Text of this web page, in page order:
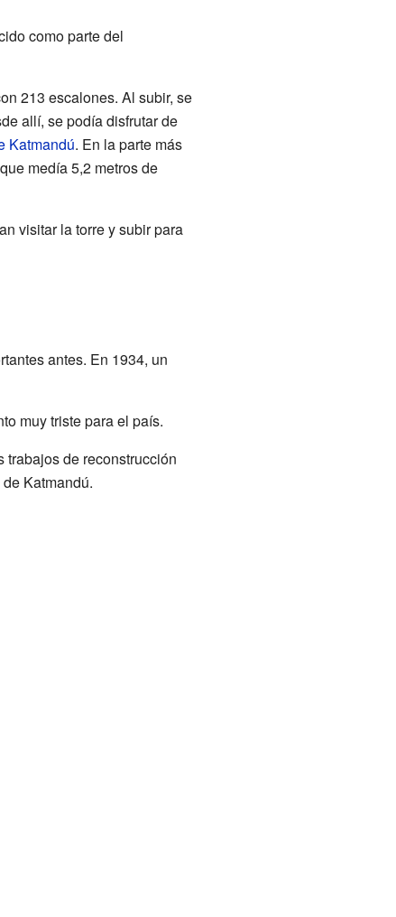
como parte del
213 escalones. Al subir, se
allí, se podía disfrutar de
Katmandú. En la parte más
medía 5,2 metros de
visitar la torre y subir para
antes. En 1934, un
muy triste para el país.
trabajos de reconstrucción
Katmandú.